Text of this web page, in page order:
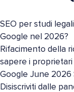
SEO per studi
Google nel 2026?
Rifacimento della
sapere i proprietari
Google June 2026
Disiscriviti dalle